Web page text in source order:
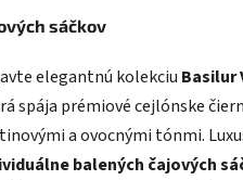
sáčkov
elegantnú kolekciu Basilur
spája prémiové cejlónske
a ovocnými tónmi.
balených čajových